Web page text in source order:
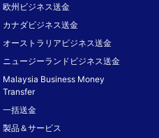
欧州ビジネス送金
カナダビジネス送金
オーストラリアビジネス送金
ニュージーランドビジネス送金
Malaysia Business Money
Transfer
一括送金
製品＆サービス